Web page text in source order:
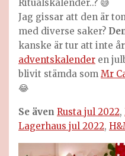
Ritualskalender..? 😅
Jag gissar att den är
med diverse saker?
kanske är tur att inte
adventskalender en
blivit stämda som Mr
😂
Se även Rusta jul 2022,
Lagerhaus jul 2022,